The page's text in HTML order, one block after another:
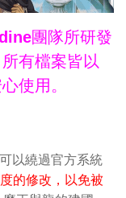
團隊所研發
有檔案皆以
使用。
以繞過官方系統
的修改，以免被